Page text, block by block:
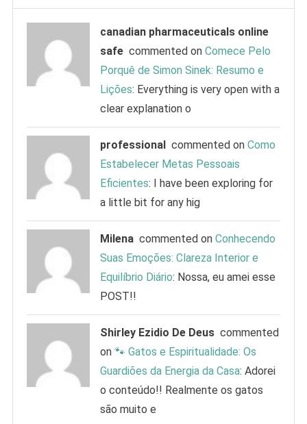
canadian pharmaceuticals online
safe commented onComece Pelo
Porquê de Simon Sinek: Resumo e
Lições: Everything is very open with a
clear explanation o
professional commented onComo
Estabelecer Metas Pessoais
Eficientes: I have been exploring for
a little bit for any hig
Milena commented onConhecendo
Suas Emoções: Clareza Interior e
Equilíbrio Diário: Nossa, eu amei esse
POST!!
Shirley Ezidio De Deus commented
on🐾 Gatos e Espiritualidade: Os
Guardiões da Energia da Casa: Adorei
o conteúdo!! Realmente os gatos
são muito e